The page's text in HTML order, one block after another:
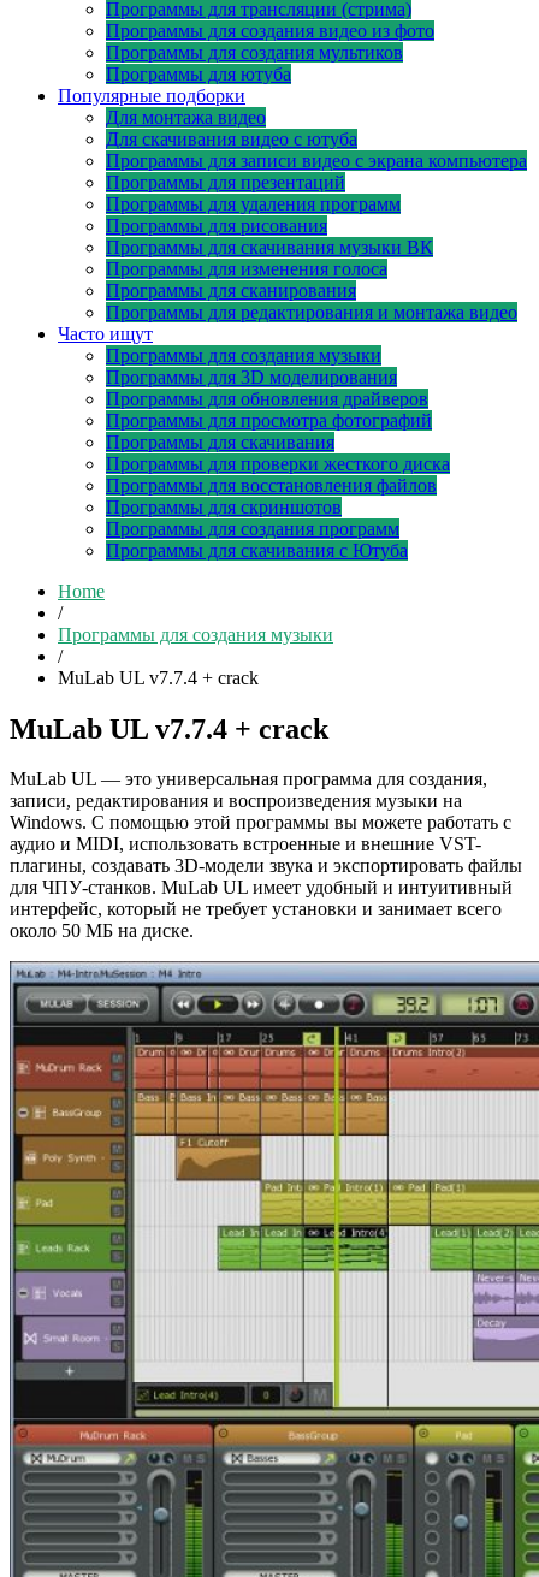
Программы для трансляции (стрима)
Программы для создания видео из фото
Программы для создания мультиков
Программы для ютуба
Популярные подборки
Для монтажа видео
Для скачивания видео с ютуба
Программы для записи видео с экрана компьютера
Программы для презентаций
Программы для удаления программ
Программы для рисования
Программы для скачивания музыки ВК
Программы для изменения голоса
Программы для сканирования
Программы для редактирования и монтажа видео
Часто ищут
Программы для создания музыки
Программы для 3D моделирования
Программы для обновления драйверов
Программы для просмотра фотографий
Программы для скачивания
Программы для проверки жесткого диска
Программы для восстановления файлов
Программы для скриншотов
Программы для создания программ
Программы для скачивания с Ютуба
Home
/
Программы для создания музыки
/
MuLab UL v7.7.4 + crack
MuLab UL v7.7.4 + crack
MuLab UL — это универсальная программа для создания,
записи, редактирования и воспроизведения музыки на
Windows. С помощью этой программы вы можете работать с
аудио и MIDI, использовать встроенные и внешние VST-
плагины, создавать 3D-модели звука и экспортировать файлы
для ЧПУ-станков. MuLab UL имеет удобный и интуитивный
интерфейс, который не требует установки и занимает всего
около 50 МБ на диске.